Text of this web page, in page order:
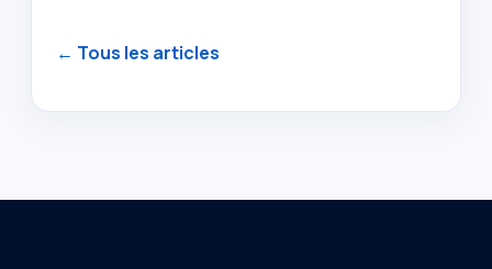
← Tous les articles